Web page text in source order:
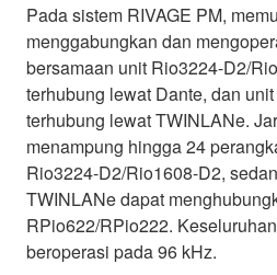
Pada sistem RIVAGE PM,
menggabungkan dan
bersamaan unit Rio3224-D2/
terhubung lewat Dante, dan
terhubung lewat TWINLANe.
menampung hingga 24
Rio3224-D2/Rio1608-D2,
TWINLANe dapat
RPio622/RPio222.
beroperasi pada 96 kHz.